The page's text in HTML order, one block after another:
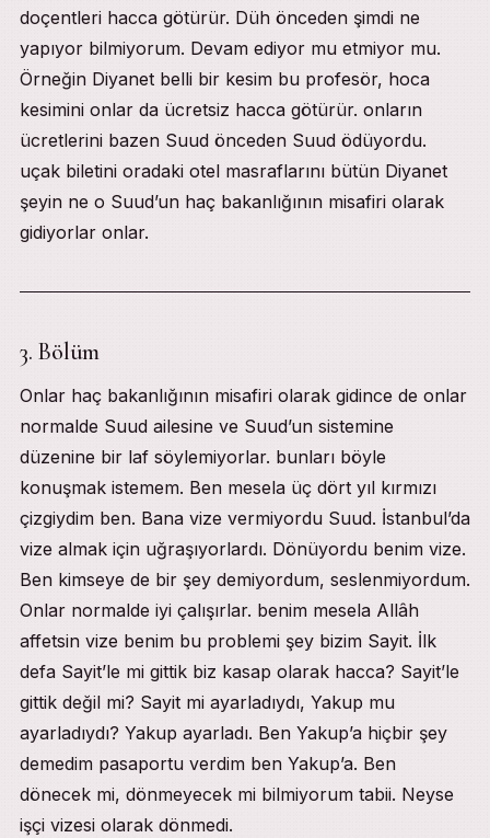
doçentleri hacca götürür. Düh önceden şimdi ne
yapıyor bilmiyorum. Devam ediyor mu etmiyor mu.
Örneğin Diyanet belli bir kesim bu profesör, hoca
kesimini onlar da ücretsiz hacca götürür. onların
ücretlerini bazen Suud önceden Suud ödüyordu.
uçak biletini oradaki otel masraflarını bütün Diyanet
şeyin ne o Suud’un haç bakanlığının misafiri olarak
gidiyorlar onlar.
3. Bölüm
Onlar haç bakanlığının misafiri olarak gidince de onlar
normalde Suud ailesine ve Suud’un sistemine
düzenine bir laf söylemiyorlar. bunları böyle
konuşmak istemem. Ben mesela üç dört yıl kırmızı
çizgiydim ben. Bana vize vermiyordu Suud. İstanbul’da
vize almak için uğraşıyorlardı. Dönüyordu benim vize.
Ben kimseye de bir şey demiyordum, seslenmiyordum.
Onlar normalde iyi çalışırlar. benim mesela Allâh
affetsin vize benim bu problemi şey bizim Sayit. İlk
defa Sayit’le mi gittik biz kasap olarak hacca? Sayit’le
gittik değil mi? Sayit mi ayarladıydı, Yakup mu
ayarladıydı? Yakup ayarladı. Ben Yakup’a hiçbir şey
demedim pasaportu verdim ben Yakup’a. Ben
dönecek mi, dönmeyecek mi bilmiyorum tabii. Neyse
işçi vizesi olarak dönmedi.